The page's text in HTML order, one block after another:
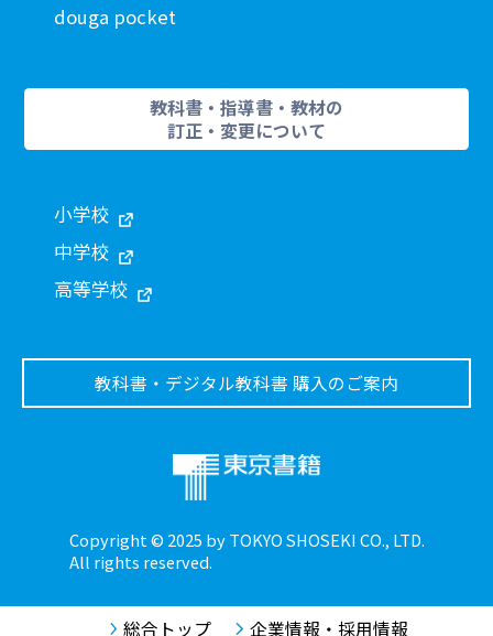
Copyright © 2025 by TOKYO SHOSEKI CO., LTD.
All rights reserved.
douga pocket
教科書・指導書・教材の
訂正・変更について
小学校
中学校
高等学校
教科書・デジタル教科書 購入のご案内
総合トップ 企業情報・採用情報